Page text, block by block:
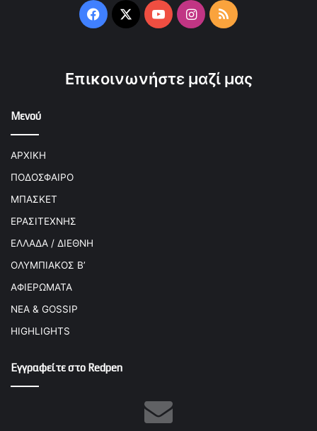
Facebook
X YouTubeInstagram
RSS
Επικοινωνήστε μαζί μας
Μενού
ΑΡΧΙΚΗ
ΠΟΔΟΣΦΑΙΡΟ
ΜΠΑΣΚΕΤ
ΕΡΑΣΙΤΕΧΝΗΣ
ΕΛΛΑΔΑ / ΔΙΕΘΝΗ
ΟΛΥΜΠΙΑΚΟΣ Β’
ΑΦΙΕΡΩΜΑΤΑ
ΝΕΑ & GOSSIP
HIGHLIGHTS
Εγγραφείτε στο Redpen